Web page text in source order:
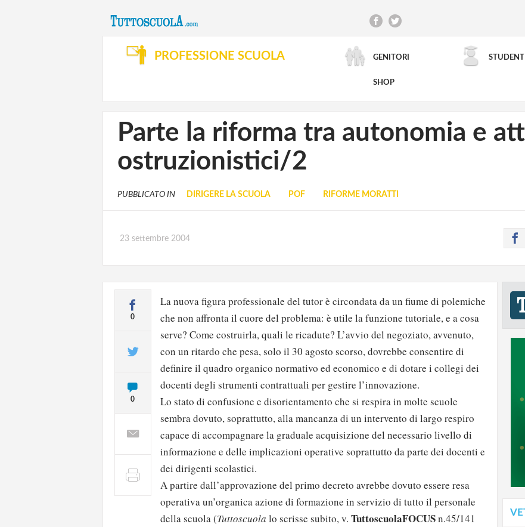
PROFESSIONE SCUOLA GENITORI STUDENTI
SHOP
RICERCA AVANZATA
Parte la riforma tra autonomia e
ostruzionistici/2
PUBBLICATO IN DIRIGERE LA SCUOLA POF RIFORME MORATTI
23 settembre 2004
0
0
La nuova figura professionale del tutor è circondata da un fiume di polemiche
che non affronta il cuore del problema: è utile la funzione tutoriale, e a cosa
serve? Come costruirla, quali le ricadute? L’avvio del negoziato, avvenuto,
con un ritardo che pesa, solo il 30 agosto scorso, dovrebbe consentire di
definire il quadro organico normativo ed economico e di dotare i collegi dei
docenti degli strumenti contrattuali per gestire l’innovazione.
Lo stato di confusione e disorientamento che si respira in molte scuole
sembra dovuto, soprattutto, alla mancanza di un intervento di largo respiro
capace di accompagnare la graduale acquisizione del necessario livello di
informazione e delle implicazioni operative soprattutto da parte dei docenti e
dei dirigenti scolastici.
A partire dall’approvazione del primo decreto avrebbe dovuto essere resa
operativa un’organica azione di formazione in servizio di tutto il personale
della scuola (Tuttoscuola lo scrisse subito, v. TuttoscuolaFOCUSn.45/141